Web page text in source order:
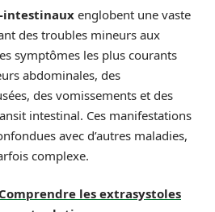
intestinaux englobent une vaste
des troubles mineurs aux
symptômes les plus courants
abdominales, des
des vomissements et des
intestinal. Ces manifestations
avec d’autres maladies,
complexe.
Comprendre les extrasystoles